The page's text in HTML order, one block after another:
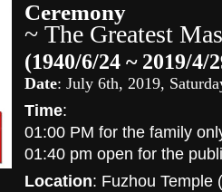
Ceremony
~ The Greatest
(1940/6/24 ~ 2019/4/
Date: July 6th, 2019,
Time:
01:00 PM for the family
01:40 pm open for the
Location: Fuzhou Temple